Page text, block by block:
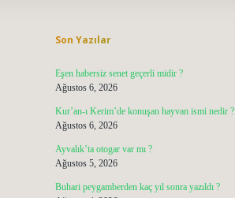
Son Yazılar
Eşen habersiz senet geçerli midir ?
Ağustos 6, 2026
Kur’an-ı Kerim’de konuşan hayvan ismi nedir ?
Ağustos 6, 2026
Ayvalık’ta otogar var mı ?
Ağustos 5, 2026
Buhari peygamberden kaç yıl sonra yazıldı ?